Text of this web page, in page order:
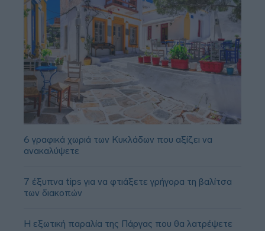
6 γραφικά χωριά των Κυκλάδων που αξίζει να
ανακαλύψετε
7 έξυπνα tips για να φτιάξετε γρήγορα τη βαλίτσα
των διακοπών
Η εξωτική παραλία της Πάργας που θα λατρέψετε